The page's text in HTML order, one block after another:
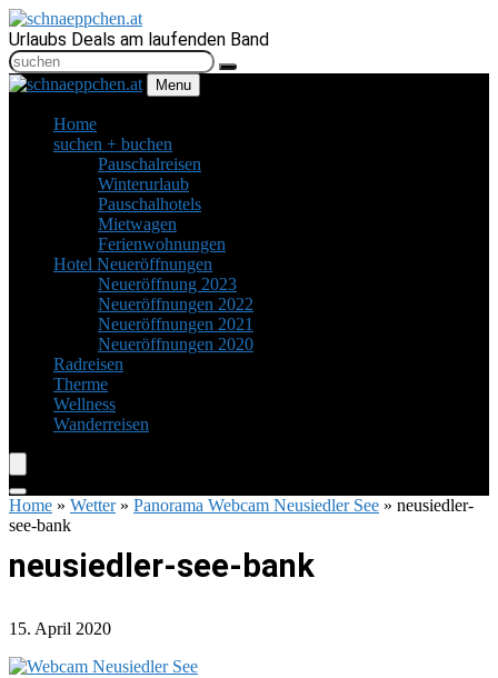
Urlaubs Deals am laufenden Band
Menu
Home
suchen + buchen
Pauschalreisen
Winterurlaub
Pauschalhotels
Mietwagen
Ferienwohnungen
Hotel Neueröffnungen
Neueröffnung 2023
Neueröffnungen 2022
Neueröffnungen 2021
Neueröffnungen 2020
Radreisen
Therme
Wellness
Wanderreisen
Home » Wetter» Panorama Webcam Neusiedler See » neusiedler-
see-bank
neusiedler-see-bank
15. April 2020